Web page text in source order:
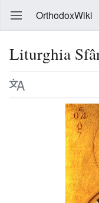
OrthodoxWiki
Liturghia